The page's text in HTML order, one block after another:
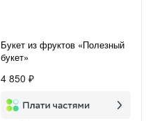
Букет из фруктов «Полезный
букет»
4 850 ₽